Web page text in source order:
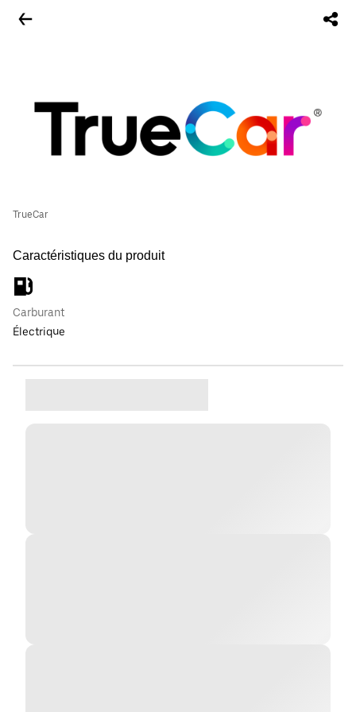
TrueCar
Caractéristiques du produit
Carburant
Électrique